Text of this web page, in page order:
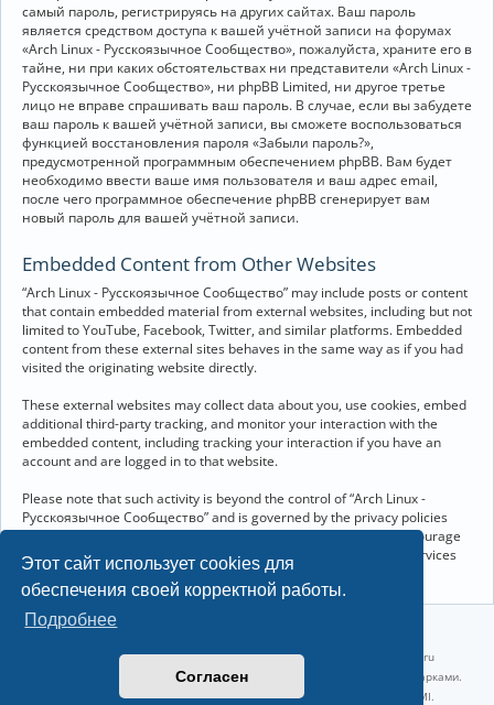
Этот сайт использует cookies для
обеспечения своей корректной работы.
Подробнее
Согласен
самый пароль, регистрируясь на других сайтах. Ваш пароль
является средством доступа к вашей учётной записи на форумах
«Arch Linux - Русскоязычное Сообщество», пожалуйста, храните его в
тайне, ни при каких обстоятельствах ни представители «Arch Linux -
Русскоязычное Сообщество», ни phpBB Limited, ни другое третье
лицо не вправе спрашивать ваш пароль. В случае, если вы забудете
ваш пароль к вашей учётной записи, вы сможете воспользоваться
функцией восстановления пароля «Забыли пароль?»,
предусмотренной программным обеспечением phpBB. Вам будет
необходимо ввести ваше имя пользователя и ваш адрес email,
после чего программное обеспечение phpBB сгенерирует вам
новый пароль для вашей учётной записи.
Embedded Content from Other Websites
“Arch Linux - Русскоязычное Сообщество” may include posts or content
that contain embedded material from external websites, including but not
limited to YouTube, Facebook, Twitter, and similar platforms. Embedded
content from these external sites behaves in the same way as if you had
visited the originating website directly.
These external websites may collect data about you, use cookies, embed
additional third-party tracking, and monitor your interaction with the
embedded content, including tracking your interaction if you have an
account and are logged in to that website.
Please note that such activity is beyond the control of “Arch Linux -
Русскоязычное Сообщество” and is governed by the privacy policies
and terms of service of the respective external websites. We encourage
you to review the privacy and cookie policies of any third-party services
you interact with through embedded content.
Linux 6.18.40-1-lts x86_64 GNU/Linux 2026-07-26 08:48:12 |
vps reg.ru
Название и логотип Arch Linux ™ являются признанными торговыми марками.
Linux ® — зарегистрированная торговая марка Linus Torvalds и LMI.